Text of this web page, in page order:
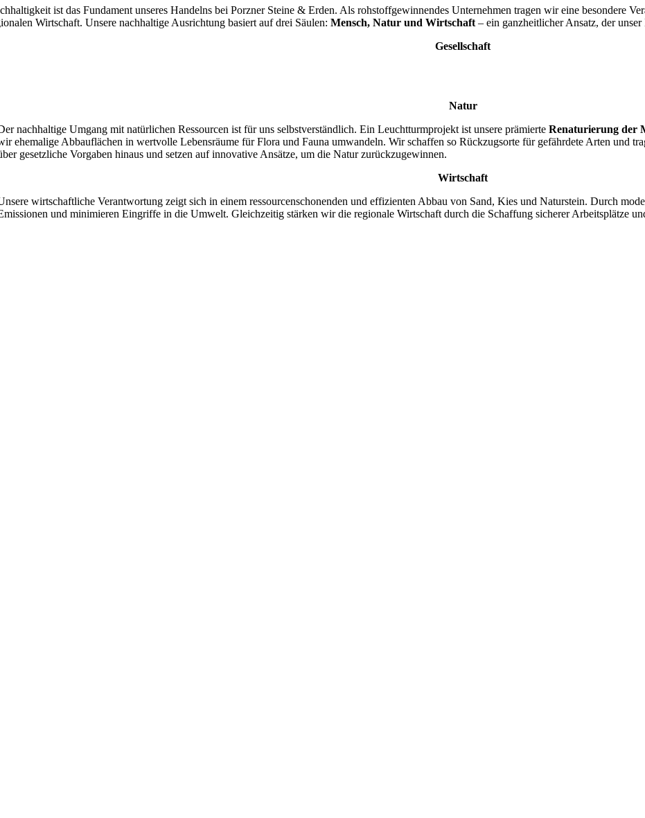
ist das Fundament unseres Handelns bei Porzner Steine & Erden. Als rohstoffgewinnendes Unternehmen tragen wir eine besondere
Wirtschaft. Unsere nachhaltige Ausrichtung basiert auf drei Säulen:Mensch, Natur und Wirtschaft – ein ganzheitlicher Ansatz, der
Gesellschaft
Natur
nachhaltige Umgang mit natürlichen Ressourcen ist für uns selbstverständlich. Ein Leuchtturmprojekt ist unsere prämierte Renaturierung der
ehemalige Abbauflächen in wertvolle Lebensräume für Flora und Fauna umwandeln. Wir schaffen so Rückzugsorte für gefährdete Arten und
gesetzliche Vorgaben hinaus und setzen auf innovative Ansätze, um die Natur zurückzugewinnen.
Wirtschaft
wirtschaftliche Verantwortung zeigt sich in einem ressourcenschonenden und effizienten Abbau von Sand, Kies und Naturstein. Durch
und minimieren Eingriffe in die Umwelt. Gleichzeitig stärken wir die regionale Wirtschaft durch die Schaffung sicherer Arbeitsplätze